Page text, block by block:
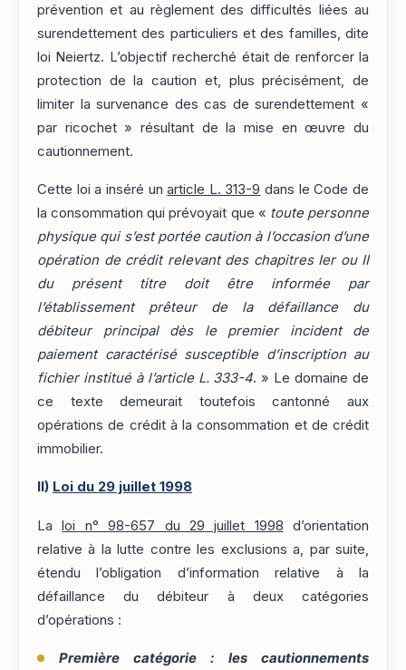
prévention et au règlement des difficultés liées au
surendettement des particuliers et des familles, dite
loi Neiertz. L’objectif recherché était de renforcer la
protection de la caution et, plus précisément, de
limiter la survenance des cas de surendettement «
par ricochet » résultant de la mise en œuvre du
cautionnement.
Cette loi a inséré unarticle L. 313-9 dans le Code de
la consommation qui prévoyait que « toute personne
physique qui s’est portée caution à l’occasion d’une
opération de crédit relevant des chapitres Ier ou II
du présent titre doit être informée par
l’établissement prêteur de la défaillance du
débiteur principal dès le premier incident de
paiement caractérisé susceptible d’inscription au
fichier institué à l’article L. 333-4. » Le domaine de
ce texte demeurait toutefois cantonné aux
opérations de crédit à la consommation et de crédit
immobilier.
II) Loi du 29 juillet 1998
Laloi n° 98-657 du 29 juillet 1998 d’orientation
relative à la lutte contre les exclusions a, par suite,
étendu l’obligation d’information relative à la
défaillance du débiteur à deux catégories
d’opérations :
Première catégorie : les cautionnements